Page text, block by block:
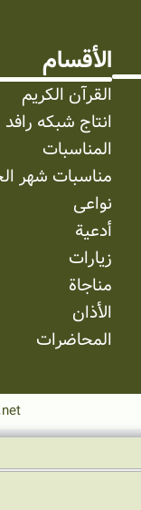
الأقسام
القرآن الكريم
انتاج شبکه رافد
المناسبات
مناسبات شهر
نواعی
أدعية
زيارات
مناجاة
الأذان
المحاضرات